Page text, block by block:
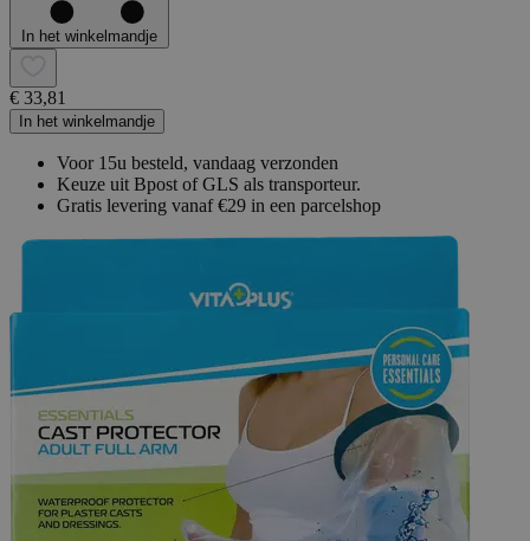
In het winkelmandje
€ 33,81
In het winkelmandje
Voor 15u besteld, vandaag verzonden
Keuze uit Bpost of GLS als transporteur.
Gratis levering vanaf €29 in een parcelshop